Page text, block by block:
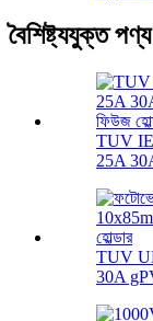
বৈশিষ্ট্যযুক্ত পণ্য
TUV
25A
TUV
30A